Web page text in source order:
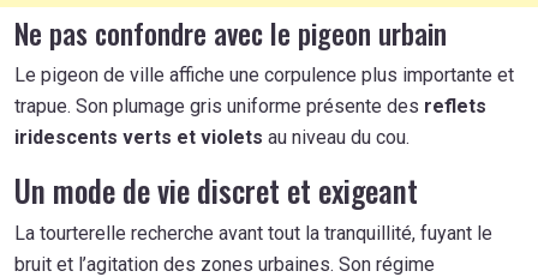
Ne pas confondre avec le pigeon urbain
Le pigeon de ville affiche une corpulence plus importante et
trapue. Son plumage gris uniforme présente des reflets
iridescents verts et violets au niveau du cou.
Un mode de vie discret et exigeant
La tourterelle recherche avant tout la tranquillité, fuyant le
bruit et l’agitation des zones urbaines. Son régime